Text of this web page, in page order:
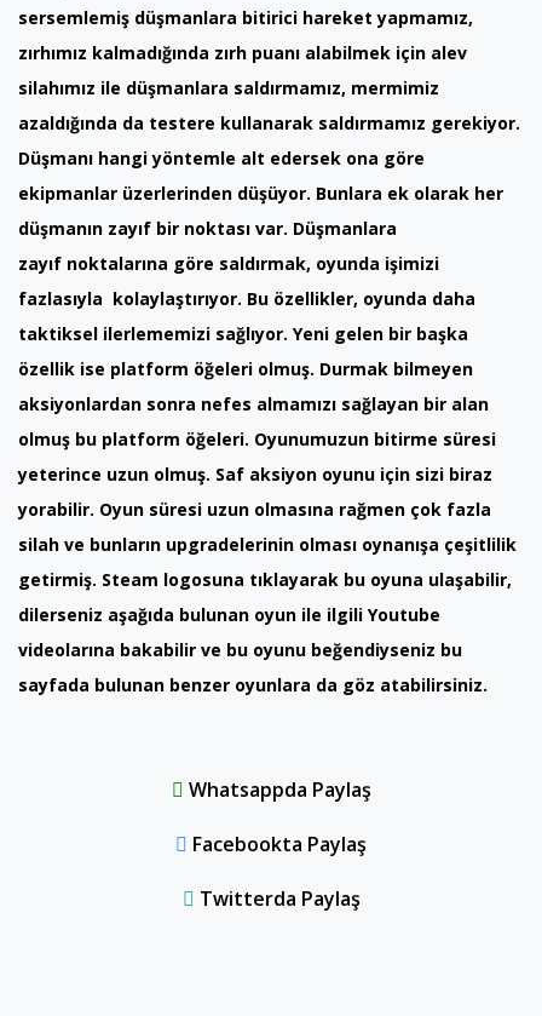
sersemlemiş düşmanlara bitirici hareket yapmamız,
zırhımız kalmadığında zırh puanı alabilmek için alev
silahımız ile düşmanlara saldırmamız, mermimiz
azaldığında da testere kullanarak saldırmamız gerekiyor.
Düşmanı hangi yöntemle alt edersek ona göre
ekipmanlar üzerlerinden düşüyor. Bunlara ek olarak her
düşmanın zayıf bir noktası var. Düşmanlara
zayıf noktalarına göre saldırmak, oyunda işimizi
fazlasıyla kolaylaştırıyor. Bu özellikler, oyunda daha
taktiksel ilerlememizi sağlıyor. Yeni gelen bir başka
özellik ise platform öğeleri olmuş. Durmak bilmeyen
aksiyonlardan sonra nefes almamızı sağlayan bir alan
olmuş bu platform öğeleri. Oyunumuzun bitirme süresi
yeterince uzun olmuş. Saf aksiyon oyunu için sizi biraz
yorabilir. Oyun süresi uzun olmasına rağmen çok fazla
silah ve bunların upgradelerinin olması oynanışa çeşitlilik
getirmiş. Steam logosuna tıklayarak bu oyuna ulaşabilir,
dilerseniz aşağıda bulunan oyun ile ilgili Youtube
videolarına bakabilir ve bu oyunu beğendiyseniz bu
sayfada bulunan benzer oyunlara da göz atabilirsiniz.
Whatsappda Paylaş
Facebookta Paylaş
Twitterda Paylaş